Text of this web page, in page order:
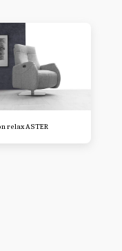
relax ASTER